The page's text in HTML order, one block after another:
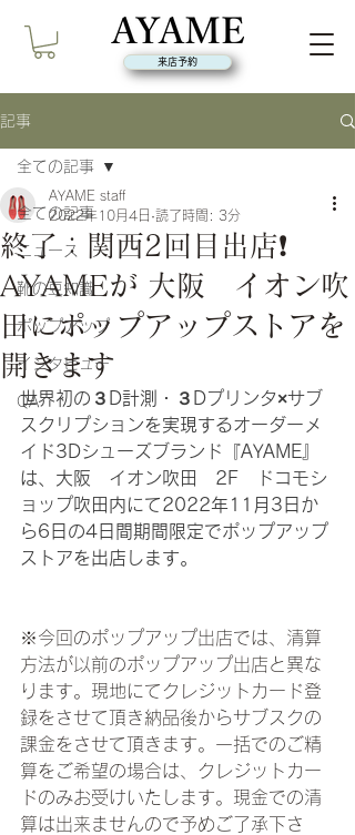
来店予約
記事
全ての記事
ニュース
靴の豆知識
ポップアップ
インタビュー
QA
全ての記事
終了：関西2回目出店❗
AYAMEが 大阪 イオン吹
田にポップアップストアを
開きます
AYAME staff
2022年10月4日 読了時間: 3分
世界初の３D計測・３Dプリンタ×サブ
スクリプションを実現するオーダーメ
イド3Dシューズブランド『AYAME』
は、大阪　イオン吹田　2F　ドコモシ
ョップ吹田内にて2022年11月3日か
ら6日の4日間期間限定でポップアップ
ストアを出店します。
※今回のポップアップ出店では、清算
方法が以前のポップアップ出店と異な
ります。現地にてクレジットカード登
録をさせて頂き納品後からサブスクの
課金をさせて頂きます。一括でのご精
算をご希望の場合は、クレジットカー
ドのみお受けいたします。現金での清
算は出来ませんので予めご了承下さ